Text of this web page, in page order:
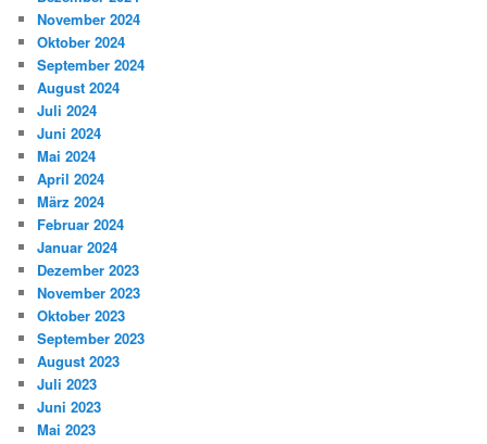
November 2024
Oktober 2024
September 2024
August 2024
Juli 2024
Juni 2024
Mai 2024
April 2024
März 2024
Februar 2024
Januar 2024
Dezember 2023
November 2023
Oktober 2023
September 2023
August 2023
Juli 2023
Juni 2023
Mai 2023